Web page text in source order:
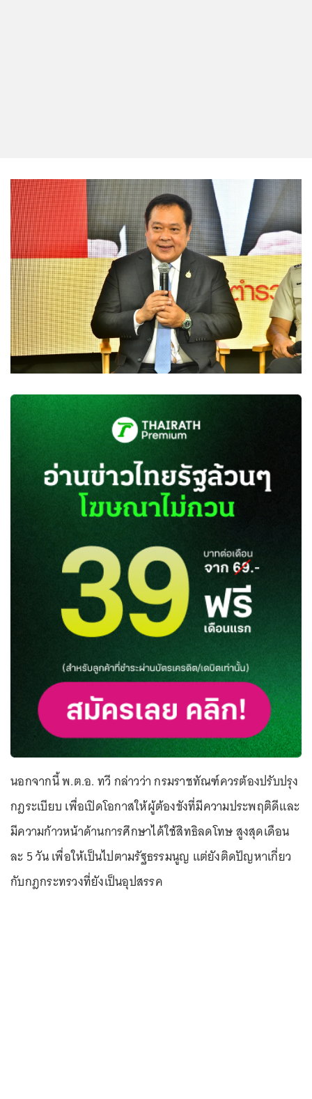
นอกจากนี้ พ.ต.อ. ทวี กล่าวว่า กรมราชทัณฑ์ควรต้องปรับปรุง
กฎระเบียบ เพื่อเปิดโอกาสให้ผู้ต้องขังที่มีความประพฤติดีและ
มีความก้าวหน้าด้านการศึกษาได้ใช้สิทธิลดโทษ สูงสุดเดือน
ละ 5 วัน เพื่อให้เป็นไปตามรัฐธรรมนูญ แต่ยังติดปัญหาเกี่ยว
กับกฎกระทรวงที่ยังเป็นอุปสรรค